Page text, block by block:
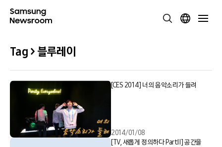
Tag > 블루레이
[CES 2014] 너의 음악소리가 들려
2014/01/08
[TV, 새롭게 정의하다 PartⅡ] 공간을